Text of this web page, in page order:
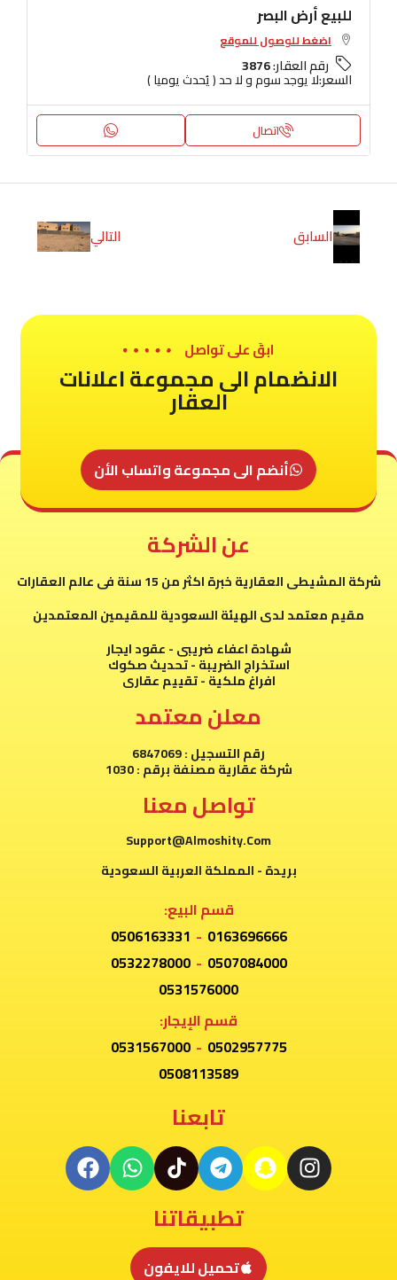
للبيع أرض البصر
اضغط للوصول للموقع
رقم العقار:3876
السعر:لا يوجد سوم و لا حد ( يُحدث يوميا )
اتصال
السابق التالي
ابقَ على تواصل
الانضمام الى مجموعة اعلانات
العقار
أنضم الى مجموعة واتساب الأن
عن الشركة
شركة المشيطى العقارية خبرة اكثر من 15 سنة فى عالم العقارات
مقيم معتمد لدى الهيئة السعودية للمقيمين المعتمدين
شهادة اعفاء ضريبى - عقود ايجار
استخراج الضريبة - تحديث صكوك
افراغ ملكية - تقييم عقارى
معلن معتمد
رقم التسجيل : 6847069
شركة عقارية مصنفة برقم : 1030
تواصل معنا
Support@Almoshity.Com
بريدة - المملكة العربية السعودية
قسم البيع:
0163696666
-
0506163331
0507084000
-
0532278000
0531576000
قسم الإيجار:
0502957775
-
0531567000
0508113589
تابعنا
تطبيقاتنا
تحميل للايفون